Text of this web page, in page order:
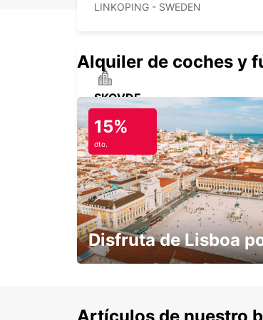
LINKOPING - SWEDEN
SKOVDE
SKOVDE - SWEDEN
NORRKOPING
NORRKOPING - SWEDEN
Alquiler de coches y
15%
dto.
Disfruta de Lisboa